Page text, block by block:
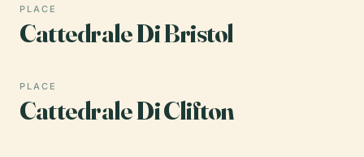
PLACE
Cattedrale Di Bristol
PLACE
Cattedrale Di Clifton